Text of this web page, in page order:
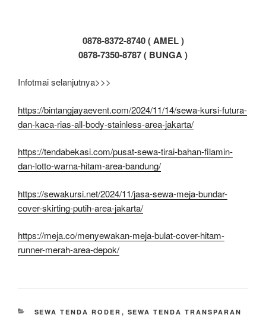
0878-8372-8740 ( AMEL )
0878-7350-8787 ( BUNGA )
Infotmai selanjutnya>>>
https://bintangjayaevent.com/2024/11/14/sewa-kursi-futura-
dan-kaca-rias-all-body-stainless-area-jakarta/
https://tendabekasi.com/pusat-sewa-tirai-bahan-filamin-
dan-lotto-warna-hitam-area-bandung/
https://sewakursi.net/2024/11/jasa-sewa-meja-bundar-
cover-skirting-putih-area-jakarta/
https://meja.co/menyewakan-meja-bulat-cover-hitam-
runner-merah-area-depok/
KATEGORI
SEWA TENDA RODER , SEWA TENDA TRANSPARAN